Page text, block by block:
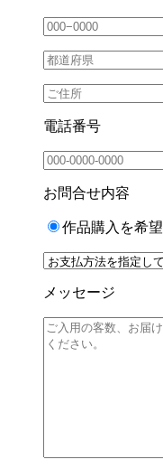
電話番号
お問合せ内容
作品購入を希望
メッセージ